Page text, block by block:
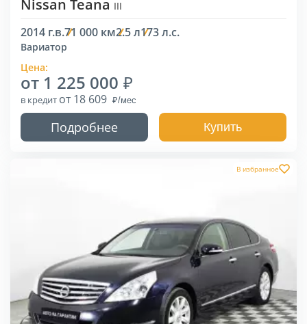
Nissan Teana III
2014 г.в.71 000 км2.5 л173 л.с.
Вариатор
Цена:
от 1 225 000
в кредит от 18 609
Подробнее Купить
В избранное